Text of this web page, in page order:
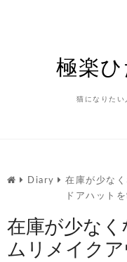
極楽
猫になりたい
Diary
在庫が少な
ドアハット
在庫が少な
ムリメイク